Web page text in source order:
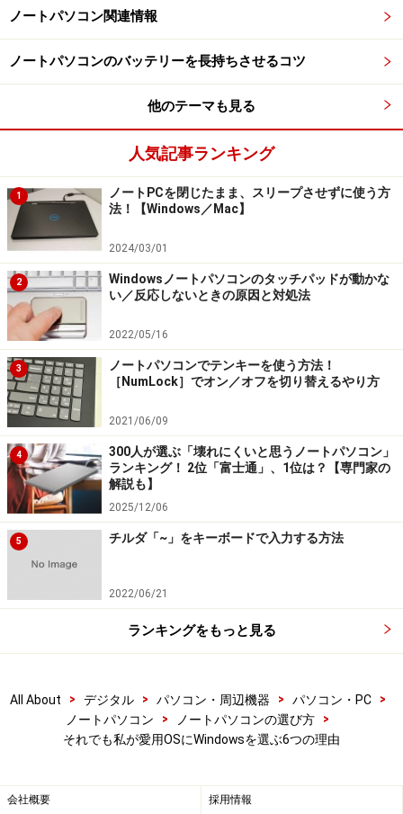
次のページでは、Windowsを選ぶメリットをあと3つ紹介
していきます。
※記事内容は執筆時点のものです。最新の内容をご確認くださ
次のページへ
ノートパソコン関連情報
ノートパソコンのバッテリーを長持ちさせるコツ
他のテーマも見る
人気記事ランキング
1
ノートPCを閉じたまま、スリープさせずに使う方
法！【Windows／Mac】
2024/03/01
2
Windowsノートパソコンのタッチパッドが動かな
い／反応しないときの原因と対処法
2022/05/16
3
ノートパソコンでテンキーを使う方法！
［NumLock］でオン／オフを切り替えるやり方
2021/06/09
4
300人が選ぶ「壊れにくいと思うノートパソコン」
ランキング！ 2位「富士通」、1位は？【専門家の
解説も】
2025/12/06
5 チルダ「~」をキーボードで入力する方法
2022/06/21
ランキングをもっと見る
All About > デジタル > パソコン・周辺機器 > パソコン・PC
>
ノートパソコン
> ノートパソコンの選び方
>
それでも私が愛用OSにWindowsを選ぶ6つの理由
会社概要 採用情報